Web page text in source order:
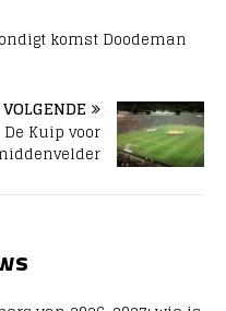
komst Doodeman
VOLGENDE
Kuip voor